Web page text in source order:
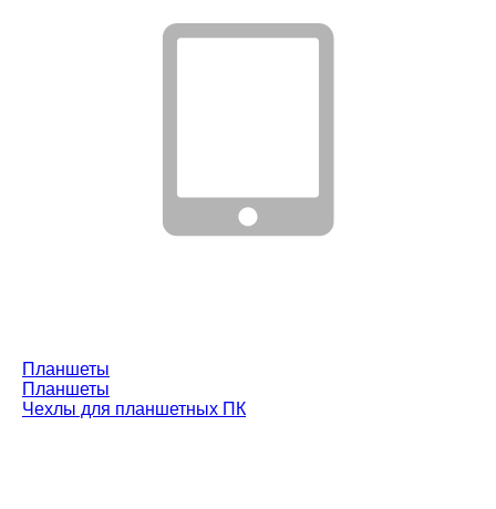
Планшеты
Планшеты
Чехлы для планшетных ПК